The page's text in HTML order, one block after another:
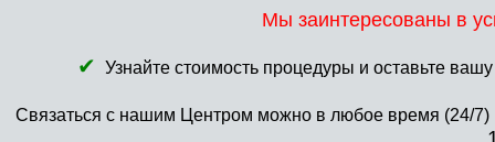
Мы заинтересованы в
✔ Узнайте стоимость процедуры и оставьте
Связаться с нашим Центром можно в любое время (24/